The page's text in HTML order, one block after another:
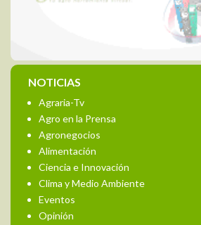
NOTICIAS
Agraria-Tv
Agro en la Prensa
Agronegocios
Alimentación
Ciencia e Innovación
Clima y Medio Ambiente
Eventos
Opinión